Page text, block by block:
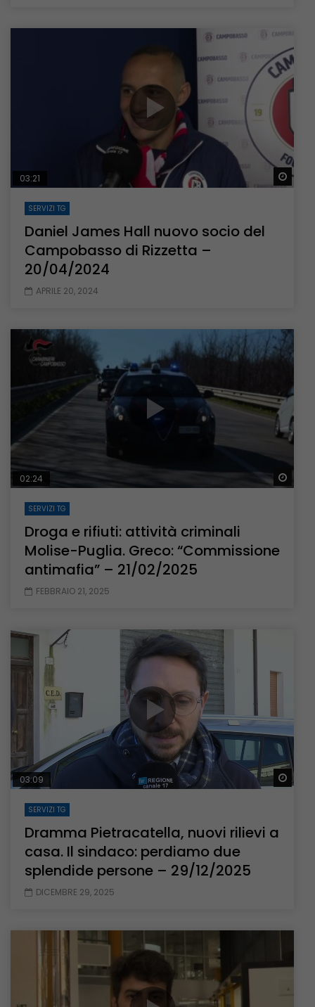
03:21
SERVIZI TG
Daniel James Hall nuovo socio del
Campobasso di Rizzetta –
20/04/2024
APRILE 20, 2024
02:24
SERVIZI TG
Droga e rifiuti: attività criminali
Molise-Puglia. Greco: “Commissione
antimafia” – 21/02/2025
FEBBRAIO 21, 2025
03:09
SERVIZI TG
Dramma Pietracatella, nuovi rilievi a
casa. Il sindaco: perdiamo due
splendide persone – 29/12/2025
DICEMBRE 29, 2025